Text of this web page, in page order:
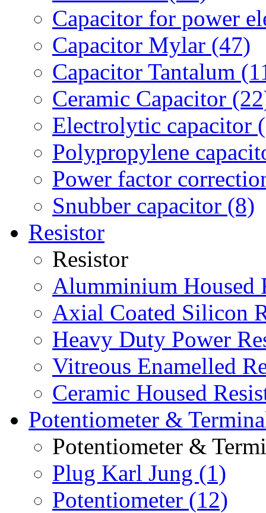
Capacitor for power
Capacitor Mylar (47)
Capacitor Tantalum
Ceramic Capacitor
Electrolytic capacitor
Polypropylene
Power factor
Snubber capacitor (8)
Resistor
Resistor
Alumminium Housed
Axial Coated Silicon
Heavy Duty Power
Vitreous Enamelled
Ceramic Housed
Potentiometer &
Potentiometer &
Plug Karl Jung (1)
Potentiometer (12)